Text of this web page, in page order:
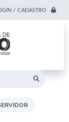
/ CADASTRO